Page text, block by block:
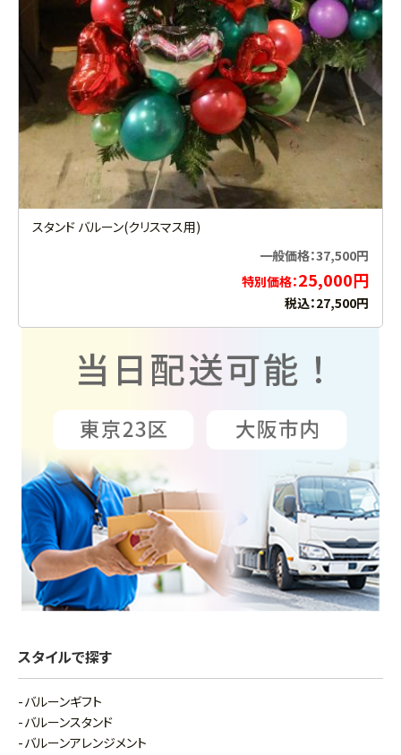
スタンド バルーン(クリスマス用)
一般価格：37,500円
特別価格：25,000円
税込：27,500円
スタイルで探す
バルーンギフト
バルーンスタンド
バルーンアレンジメント